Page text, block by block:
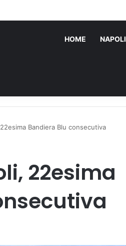
sull’assassino
HOME NAPOLI
Bandiera Blu consecutiva
22esima